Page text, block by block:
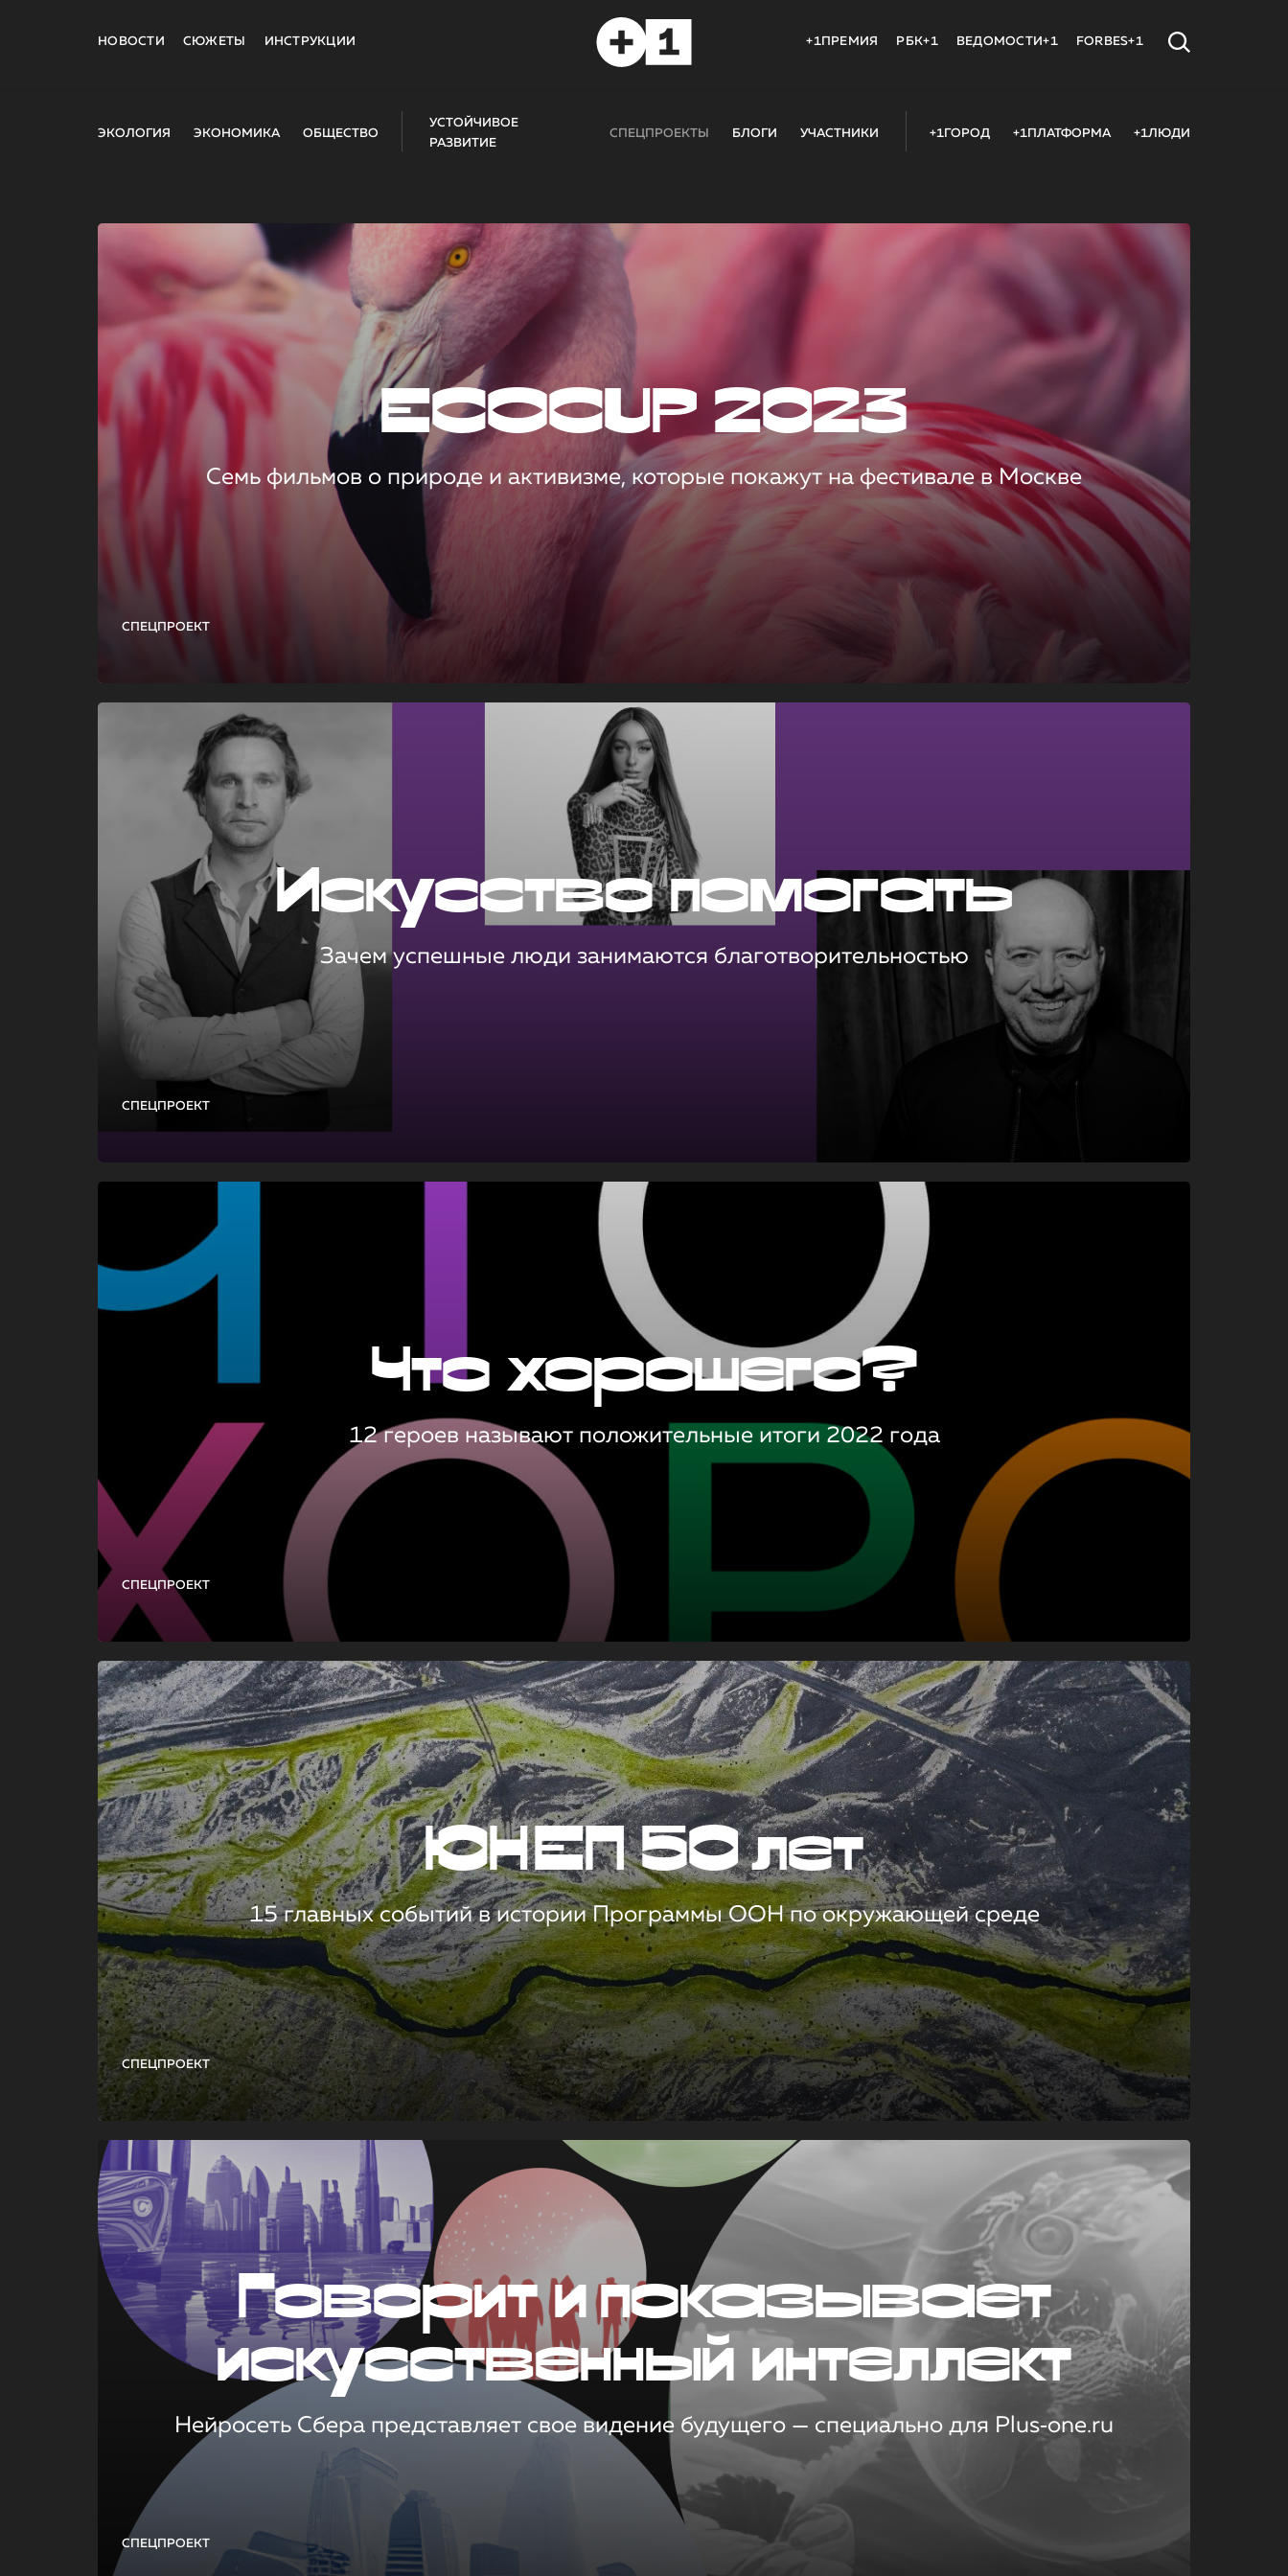
НОВОСТИ СЮЖЕТЫ ИНСТРУКЦИИ +1ПРЕМИЯ РБК+1 ВЕДОМОСТИ+1 FORBES+1
ЭКОЛОГИЯ ЭКОНОМИКА ОБЩЕСТВО
УСТОЙЧИВОЕ
РАЗВИТИЕ
СПЕЦПРОЕКТЫ БЛОГИ УЧАСТНИКИ +1ГОРОД +1ПЛАТФОРМА +1ЛЮДИ
СПЕЦПРОЕКТ
ECOCUP 2023
Семь фильмов о природе и активизме, которые покажут на фестивале в Москве
СПЕЦПРОЕКТ
Искусство помогать
Зачем успешные люди занимаются благотворительностью
СПЕЦПРОЕКТ
Что хорошего?
12 героев называют положительные итоги 2022 года
СПЕЦПРОЕКТ
ЮНЕП 50 лет
15 главных событий в истории Программы ООН по окружающей среде
СПЕЦПРОЕКТ
Говорит и показывает
искусственный интеллект
Нейросеть Сбера представляет свое видение будущего — специально для Plus‑one.ru